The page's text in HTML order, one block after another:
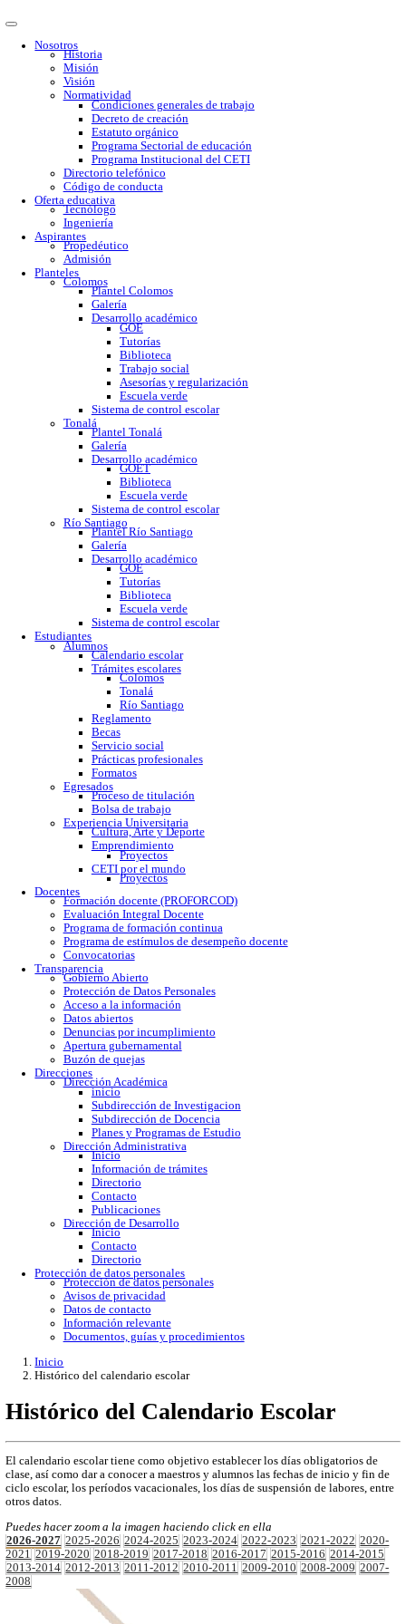
Nosotros
Historia
Misión
Visión
Normatividad
Condiciones generales de trabajo
Decreto de creación
Estatuto orgánico
Programa Sectorial de educación
Programa Institucional del CETI
Directorio telefónico
Código de conducta
Oferta educativa
Tecnólogo
Ingeniería
Aspirantes
Propedéutico
Admisión
Colomos
Plantel Colomos
Galería
Desarrollo académico
GOE
Tutorías
Trabajo social
Asesorías y regularización
Escuela verde
Sistema de control escolar
Tonalá
Plantel Tonalá
Galería
Desarrollo académico
GOET
Biblioteca
Escuela verde
Río Santiago
Plantel Río Santiago
Galería
Desarrollo académico
GOE
Tutorías
Biblioteca
Escuela verde
Sistema de control escolar
Estudiantes
Alumnos
Calendario escolar
Trámites escolares
Colomos
Tonalá
Río Santiago
Reglamento
Becas
Servicio social
Prácticas profesionales
Egresados
Proceso de titulación
Bolsa de trabajo
Experiencia Universitaria
Cultura, Arte y Deporte
Emprendimiento
CETI por el mundo
Proyectos
Docentes
Formación docente (PROFORCOD)
Evaluación Integral Docente
Programa de formación continua
Programa de estímulos de desempeño docente
Convocatorias
Transparencia
Gobierno Abierto
Protección de Datos Personales
Acceso a la información
Datos abiertos
Denuncias por incumplimiento
Apertura gubernamental
Buzón de quejas
Direcciones
Subdirección de Investigacion
Planes y Programas de Estudio
Inicio
Información de trámites
Directorio
Contacto
Dirección de Desarrollo
Inicio
Contacto
Directorio
Protección de datos personales
Protección de datos personales
Avisos de privacidad